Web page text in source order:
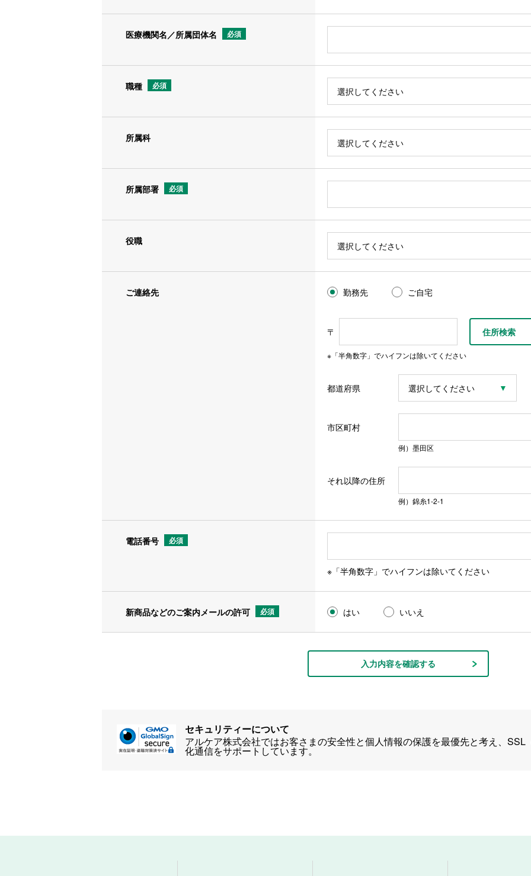
医療機関名／所属団体名 必須
職種 必須
所属科
所属部署 必須
役職
ご連絡先 勤務先 ご自宅
〒
※「半角数字」でハイフンは除いてください
住所検索
都道府県
市区町村
例）墨田区
それ以降の住所
例）錦糸1-2-1
電話番号 必須
※「半角数字」でハイフンは除いてください
新商品などのご案内メールの許可 必須 はい いいえ
入力内容を確認する
セキュリティーについて
アルケア株式会社ではお客さまの安全性と個人情報の保護を最優先と考え、
化通信をサポートしています。